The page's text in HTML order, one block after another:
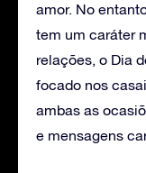
amor. No
tem um caráter
relações, o Dia
focado nos
ambas as
e mensagens